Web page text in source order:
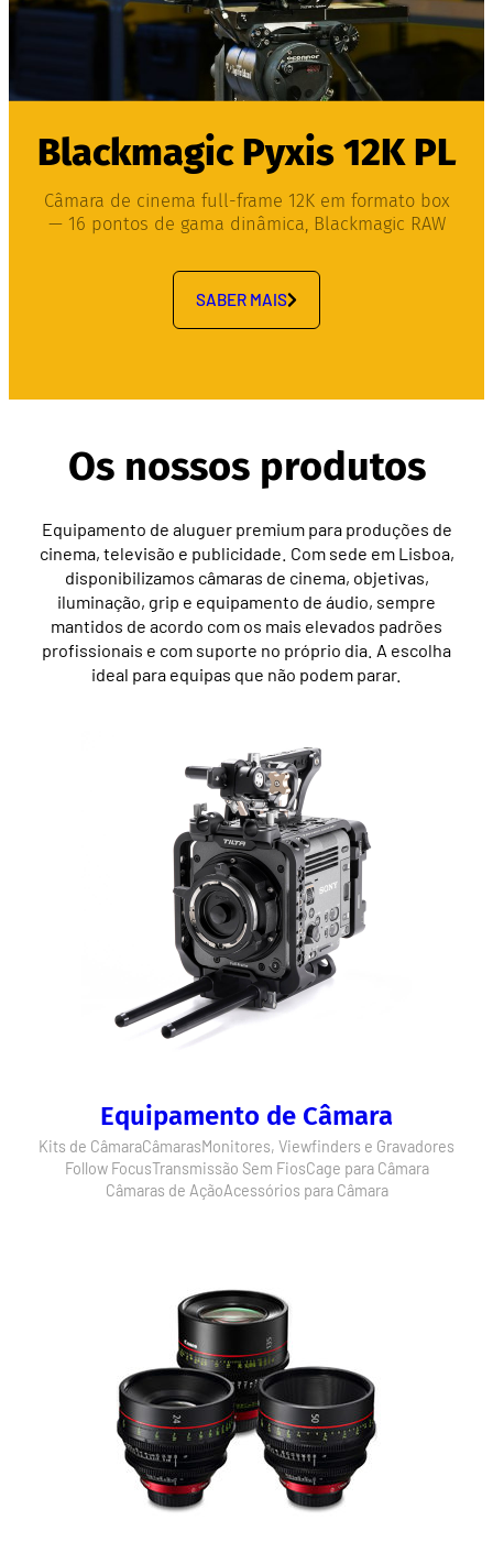
Blackmagic Pyxis 12K PL
Câmara de cinema full-frame 12K em formato box
— 16 pontos de gama dinâmica, Blackmagic RAW
SABER MAIS
Os nossos produtos
Equipamento de aluguer premium para produções de
cinema, televisão e publicidade. Com sede em Lisboa,
disponibilizamos câmaras de cinema, objetivas,
iluminação, grip e equipamento de áudio, sempre
mantidos de acordo com os mais elevados padrões
profissionais e com suporte no próprio dia. A escolha
ideal para equipas que não podem parar.
Equipamento de Câmara
Kits de CâmaraCâmarasMonitores, Viewfinders e Gravadores
Follow FocusTransmissão Sem FiosCage para Câmara
Câmaras de AçãoAcessórios para Câmara